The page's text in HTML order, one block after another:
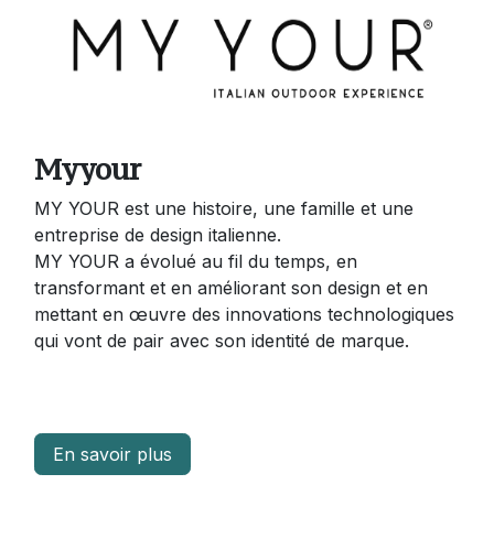
Myyour
MY YOUR est une histoire, une famille et une
entreprise de design italienne.
MY YOUR a évolué au fil du temps, en
transformant et en améliorant son design et en
mettant en œuvre des innovations technologiques
qui vont de pair avec son identité de marque.
En savoir plus